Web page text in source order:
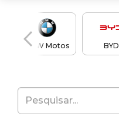
BMW Motos BYD